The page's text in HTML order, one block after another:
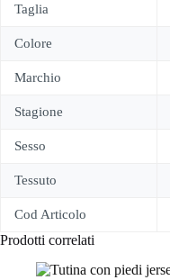
Taglia
Colore
Marchio
Stagione
Sesso
Tessuto
Cod Articolo
Prodotti correlati